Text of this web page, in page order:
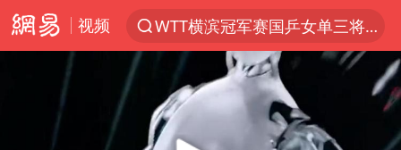
视频
WTT横滨冠军赛国乒女单三将晋级四强
光影经济撬动暑期消费新蓝海
唐田赛前发布会上引用《孙子兵法》
陈思诚零点晒照为佟丽娅庆生